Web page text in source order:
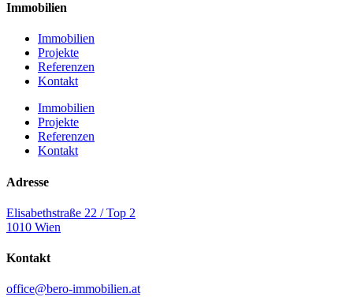
Immobilien
Immobilien
Projekte
Referenzen
Kontakt
Immobilien
Projekte
Referenzen
Kontakt
Adresse
Elisabethstraße 22 / Top 2
1010 Wien
Kontakt
office@bero-immobilien.at